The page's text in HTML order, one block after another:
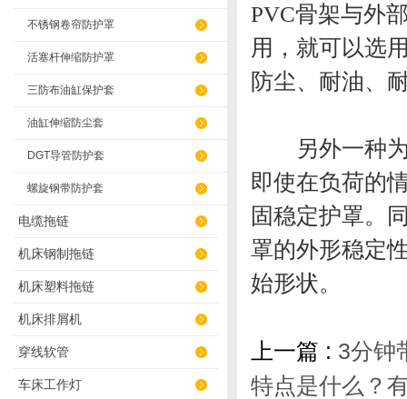
不锈钢卷帘防护罩
活塞杆伸缩防护罩
三防布油缸保护套
油缸伸缩防尘套
DGT导管防护套
螺旋钢带防护套
电缆拖链
机床钢制拖链
机床塑料拖链
机床排屑机
穿线软管
车床工作灯
PVC骨架与外
用，就可以选
防尘、耐油、
另外一种为
即使在负荷的
固稳定护罩。
罩的外形稳定
始形状。
上一篇 : 3分钟
特点是什么？